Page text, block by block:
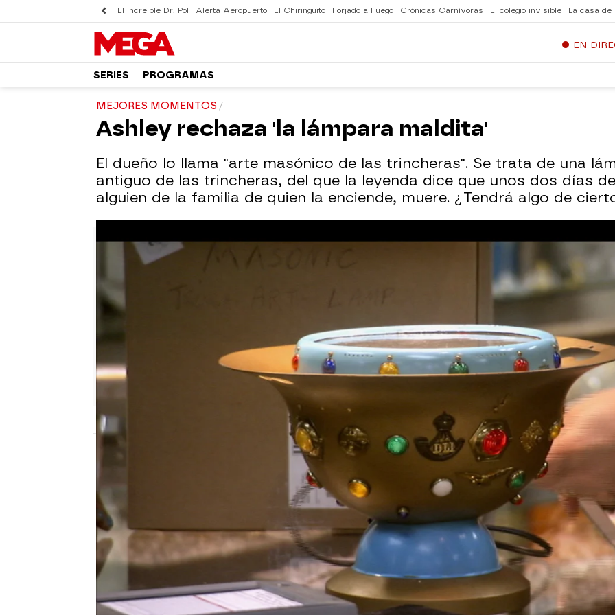
El increíble Dr. Pol Alerta Aeropuerto El Chiringuito Forjado a Fuego Crónicas Carnívoras El colegio invisible La casa de
EN
SERIES PROGRAMAS
MEJORES MOMENTOS
Ashley rechaza 'la lámpara maldita'
El dueño lo llama "arte masónico de las trincheras". Se trata de una
antiguo de las trincheras, del que la leyenda dice que unos dos días
alguien de la familia de quien la enciende, muere. ¿Tendrá algo de
mega
WhatsappFacebook
X
Programa Empeños a lo Bestia